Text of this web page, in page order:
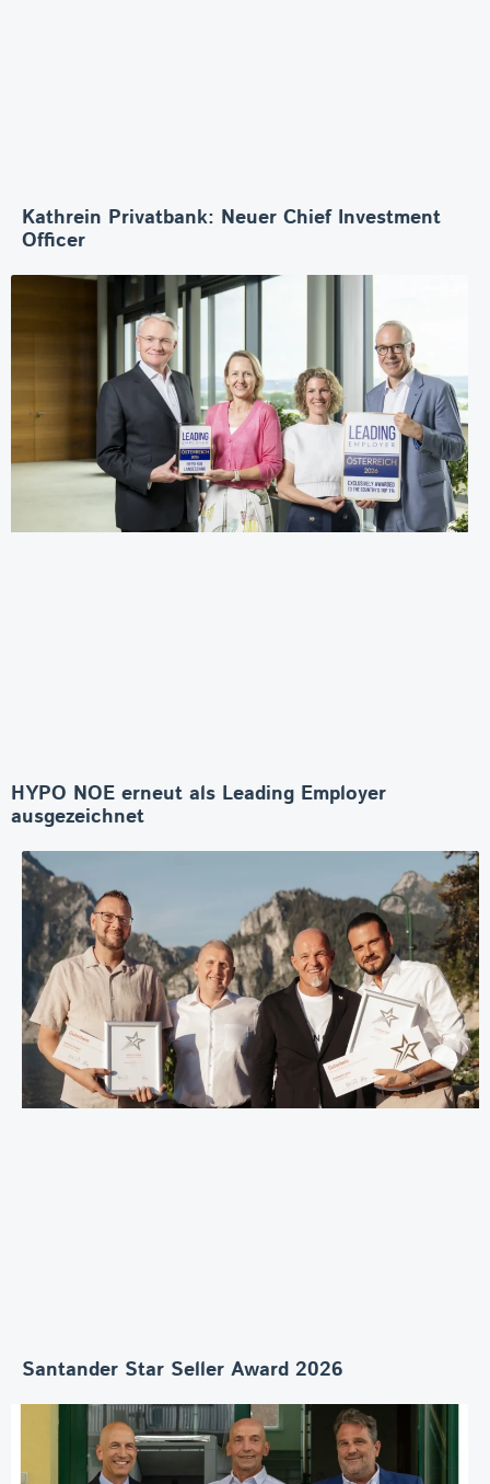
Kathrein Privatbank: Neuer Chief Investment
Officer
HYPO NOE erneut als Leading Employer
ausgezeichnet
Santander Star Seller Award 2026